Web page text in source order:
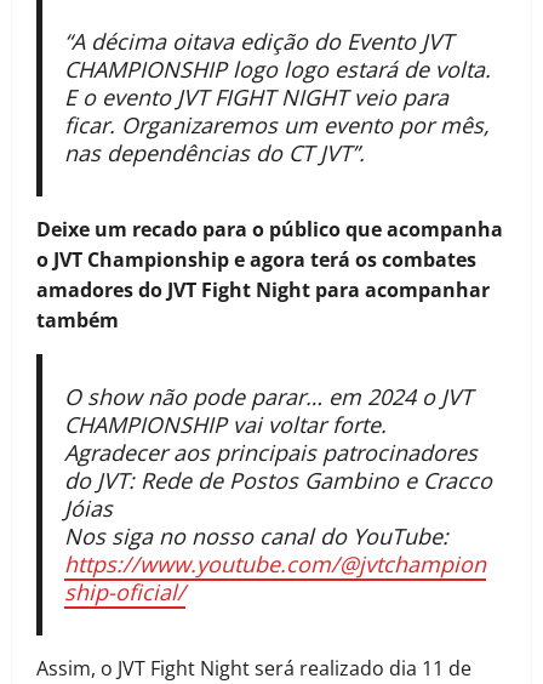
“A décima oitava edição do Evento JVT
CHAMPIONSHIP logo logo estará de volta.
E o evento JVT FIGHT NIGHT veio para
ficar. Organizaremos um evento por mês,
nas dependências do CT JVT”.
Deixe um recado para o público que acompanha
o JVT Championship e agora terá os combates
amadores do JVT Fight Night para acompanhar
também
O show não pode parar… em 2024 o JVT
CHAMPIONSHIP vai voltar forte.
Agradecer aos principais patrocinadores
do JVT: Rede de Postos Gambino e Cracco
Jóias
Nos siga no nosso canal do YouTube:
https://www.youtube.com/@jvtchampion
ship-oficial/
Assim, o JVT Fight Night será realizado dia 11 de